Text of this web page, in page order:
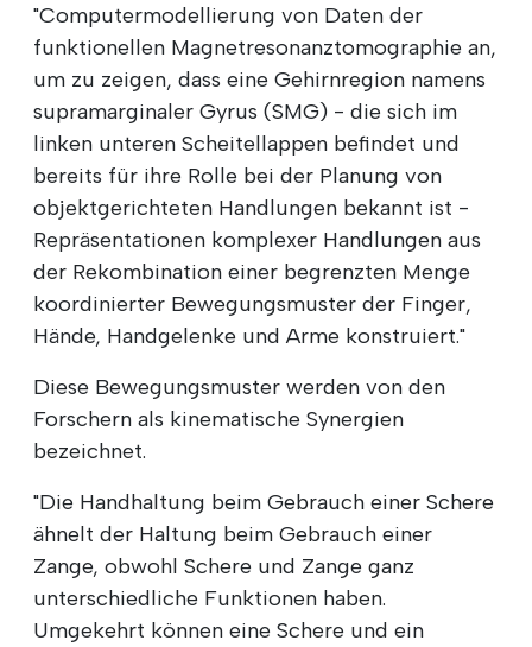
"Computermodellierung von Daten der
funktionellen Magnetresonanztomographie an,
um zu zeigen, dass eine Gehirnregion namens
supramarginaler Gyrus (SMG) - die sich im
linken unteren Scheitellappen befindet und
bereits für ihre Rolle bei der Planung von
objektgerichteten Handlungen bekannt ist -
Repräsentationen komplexer Handlungen aus
der Rekombination einer begrenzten Menge
koordinierter Bewegungsmuster der Finger,
Hände, Handgelenke und Arme konstruiert."
Diese Bewegungsmuster werden von den
Forschern als kinematische Synergien
bezeichnet.
"Die Handhaltung beim Gebrauch einer Schere
ähnelt der Haltung beim Gebrauch einer
Zange, obwohl Schere und Zange ganz
unterschiedliche Funktionen haben.
Umgekehrt können eine Schere und ein